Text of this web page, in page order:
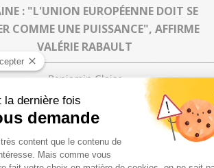
: "L'UNION EUROPÉENNE DOIT SE
COMME UNE PUISSANCE", AFFIRME
VALÉRIE RABAULT
Benjamin Glaise
du groupe socialiste à
Chronique: